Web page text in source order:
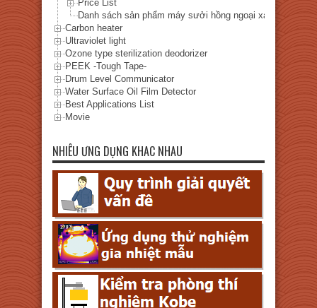
Price List
Danh sách sản phẩm máy sưởi hồng ngoại xa
Carbon heater
Ultraviolet light
Ozone type sterilization deodorizer
PEEK -Tough Tape-
Drum Level Communicator
Water Surface Oil Film Detector
Best Applications List
Movie
NHIÊU ƯNG DỤNG KHAC NHAU